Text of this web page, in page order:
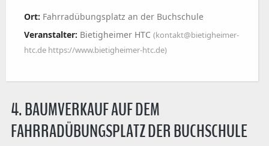
Ort: Fahrradübungsplatz an der Buchschule
Veranstalter: Bietigheimer HTC (kontakt@bietigheimer-
htc.de https://www.bietigheimer-htc.de)
4. BAUMVERKAUF AUF DEM
FAHRRADÜBUNGSPLATZ DER BUCHSCHULE